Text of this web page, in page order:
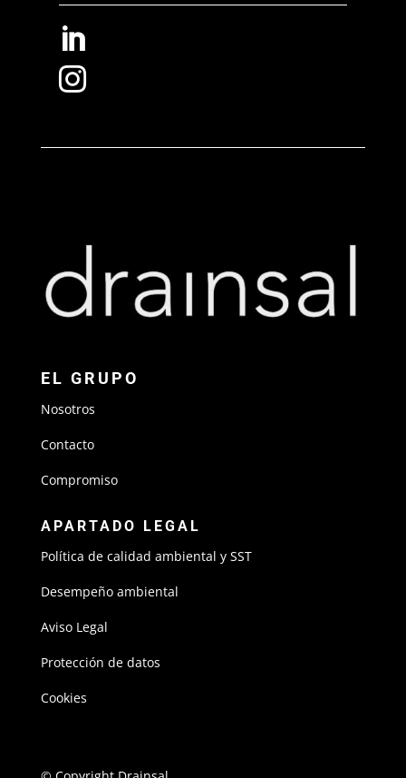


EL GRUPO
Nosotros
Contacto
Compromiso
APARTADO LEGAL
Política de calidad ambiental y SST
Desempeño ambiental
Aviso Legal
Protección de datos
Cookies